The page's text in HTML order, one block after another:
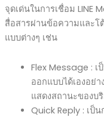
จุดเด่นในการเชื่อม LINE
สื่อสารผ่านข้อความและ
แบบต่างๆ เช่น
Flex Message :
ออกแบบได้เองอย่
แสดงสถานะของบ
Quick Reply : เป็